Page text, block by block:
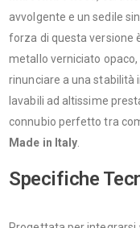
avvolgente e un sedile
forza di questa versione
metallo verniciato
rinunciare a una stabilità
lavabili ad altissime
connubio perfetto tra
Made in Italy
Specifiche